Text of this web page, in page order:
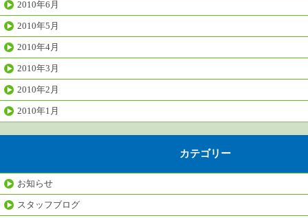
2010年6月
2010年5月
2010年4月
2010年3月
2010年2月
2010年1月
カテゴリー
お知らせ
スタッフブログ